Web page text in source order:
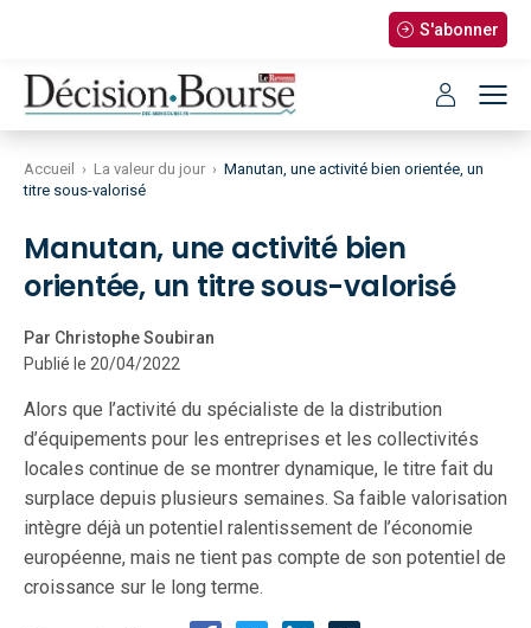
S'abonner
Accueil › La valeur du jour › Manutan, une activité bien orientée, un
titre sous-valorisé
Manutan, une activité bien
orientée, un titre sous-valorisé
Par Christophe Soubiran
Publié le 20/04/2022
Alors que l’activité du spécialiste de la distribution
d’équipements pour les entreprises et les collectivités
locales continue de se montrer dynamique, le titre fait du
surplace depuis plusieurs semaines. Sa faible valorisation
intègre déjà un potentiel ralentissement de l’économie
européenne, mais ne tient pas compte de son potentiel de
croissance sur le long terme.